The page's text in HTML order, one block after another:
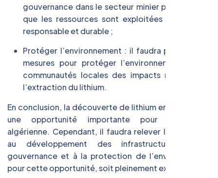
gouvernance dans le secteur minier pour garantir
que les ressources sont exploitées de manière
responsable et durable ;
Protéger l’environnement : il faudra prendre des
mesures pour protéger l’environnement et les
communautés locales des impacts négatifs de
l’extraction du lithium.
En conclusion, la découverte de lithium en Algérie est
une opportunité importante pour l’économie
algérienne. Cependant, il faudra relever les défis liés
au développement des infrastructures, à la
gouvernance et à la protection de l’environnement
pour cette opportunité, soit pleinement exploitée.